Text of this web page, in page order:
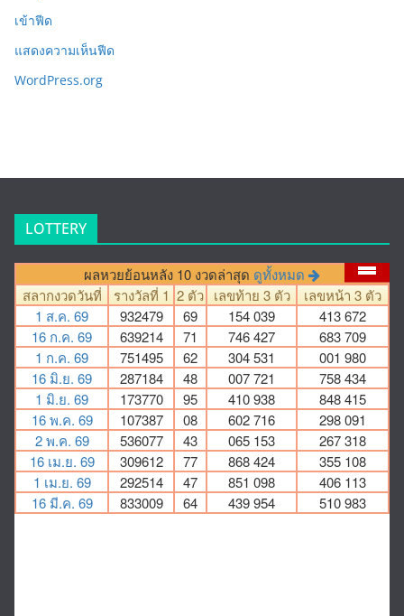
เข้าฟีด
แสดงความเห็นฟีด
WordPress.org
LOTTERY